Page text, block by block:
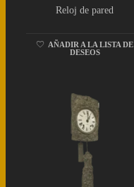
Reloj de pared
AÑADIR A LA LISTA DE
DESEOS